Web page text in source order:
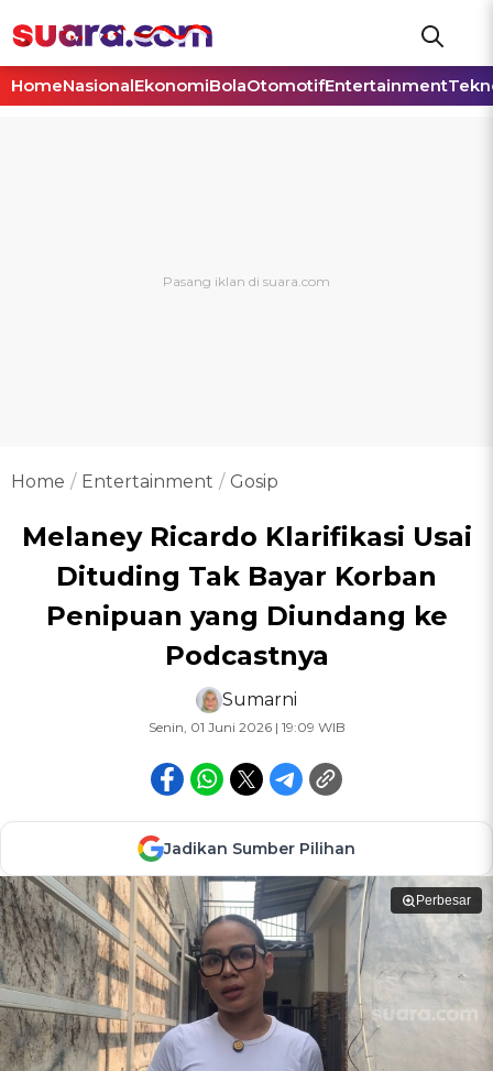
HomeNasionalEkonomiBolaOtomotifEntertainment
Home Entertainment Gosip
Melaney Ricardo Klarifikasi Usai
Dituding Tak Bayar Korban
Penipuan yang Diundang ke
Podcastnya
Sumarni
Senin, 01 Juni 2026 | 19:09 WIB
Jadikan Sumber Pilihan
Perbesar